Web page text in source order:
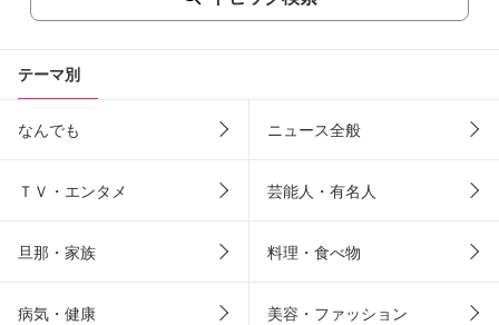
テーマ別
なんでも ニュース全般
ＴＶ・エンタメ 芸能人・有名人
旦那・家族 料理・食べ物
病気・健康 美容・ファッション